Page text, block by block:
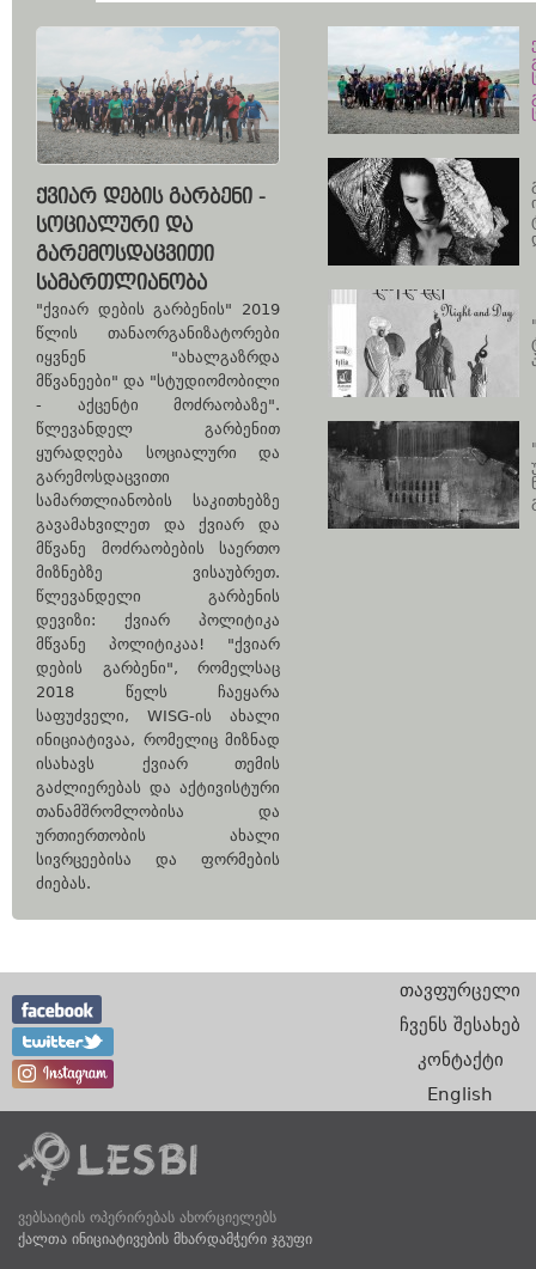
ᲥᲕᲘᲐᲠ ᲓᲔᲑᲘᲡ ᲒᲐᲠᲑᲔᲜᲘ -
ᲡᲝᲪᲘᲐᲚᲣᲠᲘ ᲓᲐ
ᲒᲐᲠᲔᲛᲝᲡᲓᲐᲪᲕᲘᲗᲘ
ᲡᲐᲛᲐᲠᲗᲚᲘᲐᲜᲝᲑᲐ
"ქვიარ დების გარბენის" 2019
წლის თანაორგანიზატორები
იყვნენ "ახალგაზრდა
მწვანეები" და "სტუდიომობილი
- აქცენტი მოძრაობაზე".
წლევანდელ გარბენით
ყურადღება სოციალური და
გარემოსდაცვითი
სამართლიანობის საკითხებზე
გავამახვილეთ და ქვიარ და
მწვანე მოძრაობების საერთო
მიზნებზე ვისაუბრეთ.
წლევანდელი გარბენის
დევიზი: ქვიარ პოლიტიკა
მწვანე პოლიტიკაა! "ქვიარ
დების გარბენი", რომელსაც
2018 წელს ჩაეყარა
საფუძველი, WISG-ის ახალი
ინიციატივაა, რომელიც მიზნად
ისახავს ქვიარ თემის
გაძლიერებას და აქტივისტური
თანამშრომლობისა და
ურთიერთობის ახალი
სივრცეებისა და ფორმების
ძიებას.
თავფურცელი
ჩვენს შესახებ
კონტაქტი
English
ვებსაიტის ოპერირებას ახორციელებს
ქალთა ინიციატივების მხარდამჭერი ჯგუფი